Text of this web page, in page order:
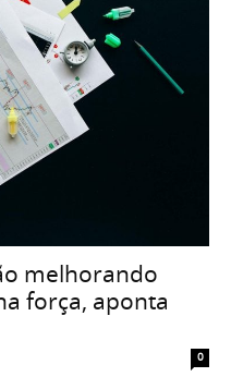
melhorando
força, aponta
0